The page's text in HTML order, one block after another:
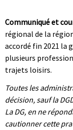
Communiqué et
régional de la
accordé fin 2021 la
plusieurs
trajets loisirs.
Toutes les
décision, sauf la
La DG, en ne
cautionner cette